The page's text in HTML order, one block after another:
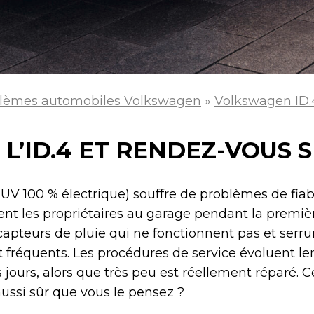
automobiles Volkswagen » Volkswagen
ET RENDEZ-VOUS
100 % électrique) souffre de problèmes de
les propriétaires au garage pendant la
de pluie qui ne fonctionnent pas et
fréquents. Les procédures de service évoluent
alors que très peu est réellement réparé.
sûr que vous le pensez ?